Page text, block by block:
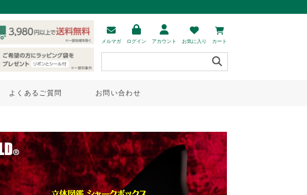
メルマガ ログイン アカウント お気に入り カート
よくあるご質問 お問い合わせ